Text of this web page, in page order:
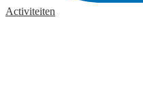
Activiteiten